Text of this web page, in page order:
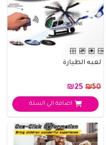
لعبه الطيارة
₪50
اضافة الي السلة